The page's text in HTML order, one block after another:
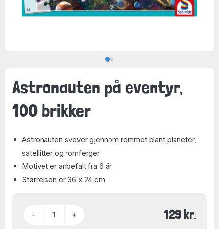
Astronauten på eventyr,
100 brikker
Astronauten svever gjennom rommet blant planeter,
satellitter og romferger
Motivet er anbefalt fra 6 år
Størrelsen er 36 x 24 cm
− + 129 kr.